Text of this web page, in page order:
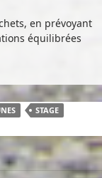
en prévoyant
équilibrées
STAGE